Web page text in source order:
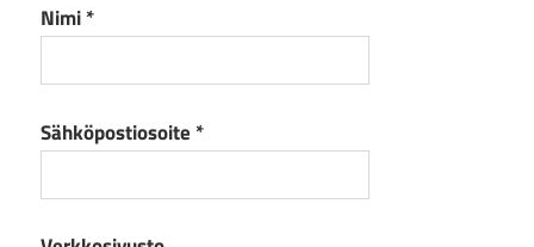
Nimi*
Sähköpostiosoite *